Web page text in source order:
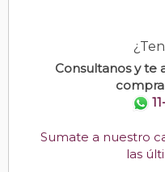
Consultanos y te
Sumate a nuestro
las